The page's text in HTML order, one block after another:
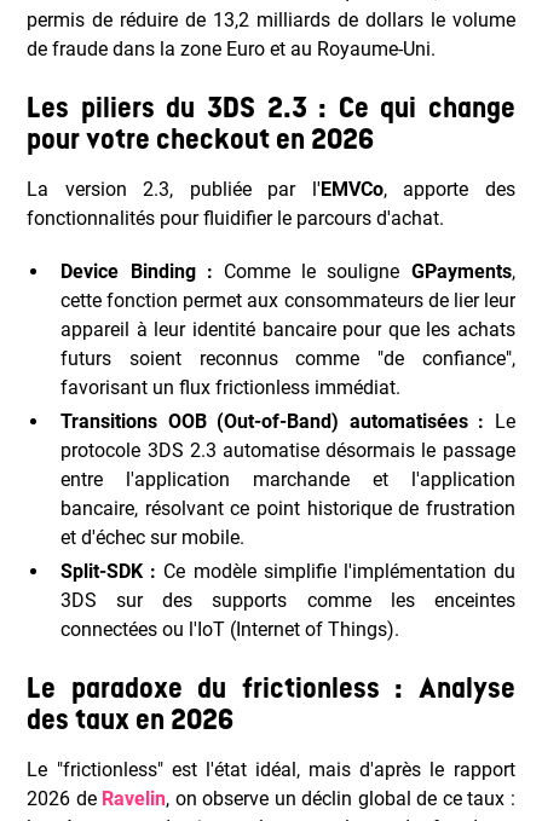
permis de réduire de 13,2 milliards de dollars le volume
de fraude dans la zone Euro et au Royaume-Uni.
Les piliers du 3DS 2.3 : Ce qui change
pour votre checkout en 2026
La version 2.3, publiée par l'EMVCo, apporte des
fonctionnalités pour fluidifier le parcours d'achat.
Device Binding : Comme le souligne GPayments,
cette fonction permet aux consommateurs de lier leur
appareil à leur identité bancaire pour que les achats
futurs soient reconnus comme "de confiance",
favorisant un flux frictionless immédiat.
Transitions OOB (Out-of-Band) automatisées : Le
protocole 3DS 2.3 automatise désormais le passage
entre l'application marchande et l'application
bancaire, résolvant ce point historique de frustration
et d'échec sur mobile.
Split-SDK : Ce modèle simplifie l'implémentation du
3DS sur des supports comme les enceintes
connectées ou l'IoT (Internet of Things).
Le paradoxe du frictionless : Analyse
des taux en 2026
Le "frictionless" est l'état idéal, mais d'après le rapport
2026 de Ravelin, on observe un déclin global de ce taux :